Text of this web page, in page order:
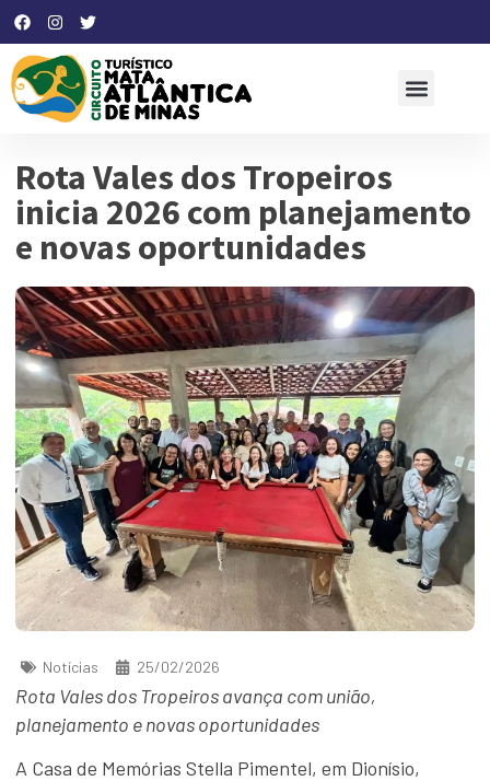
Rota Vales dos Tropeiros
inicia 2026 com planejamento
e novas oportunidades
Notícias 25/02/2026
Rota Vales dos Tropeiros avança com união,
planejamento e novas oportunidades
A Casa de Memórias Stella Pimentel, em Dionísio,